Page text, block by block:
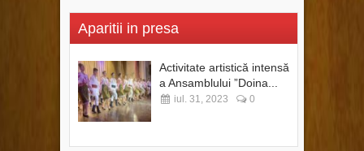
Aparitii in presa
Activitate artistică intensă
a Ansamblului ”Doina...
iul. 31, 2023 0